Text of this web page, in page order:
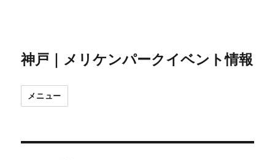
神戸｜メリケンパークイベント情報
メニュー